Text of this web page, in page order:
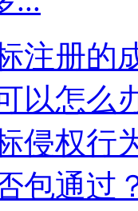
注册的
以怎么
侵权行
包通过